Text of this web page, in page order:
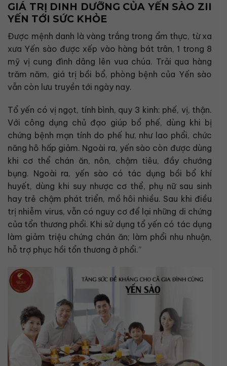
GIÁ TRỊ DINH DƯỠNG CỦA YẾN SÀO ZII
YẾN TỚI SỨC KHỎE
Được mệnh danh là vàng trắng trong ẩm thực, từ xa
xưa Yến sào được xếp vào hàng bát trân, 1 trong 8
mỹ vị cung đình dâng lên vua chúa. Trải qua hàng
trăm năm, giá trị bồi bổ, phòng bệnh của Yến sào
vẫn còn lưu truyền tới ngày nay.
Tổ yến có vị ngọt, tính bình, quy 3 kinh: phế, vị, thận.
Với công dụng chủ đạo giúp bổ phế, dùng khi bị
chứng bệnh mạn tính do phế hư, như lao phổi, chức
năng hô hấp giảm. Ngoài ra, yến sào còn được dùng
khi cơ thể chán ăn, nôn, chậm tiêu, đầy chướng
bụng. Ngoài ra, yến sào có tác dụng bồi bổ khí
huyết, dùng khi suy nhược cơ thể, phụ nữ sau sinh
hay trẻ chậm phát triển, mồ hôi nhiều. Sau khi điều
trị nhiễm virus, vẫn có nguy cơ để lại những di chứng
của tổn thương phổi. Khi sử dụng tổ yến có tác dụng
làm giảm triệu chứng chán ăn; làm phổi nhu nhuận,
hỗ trợ phục hồi tổn thương ở phổi.”